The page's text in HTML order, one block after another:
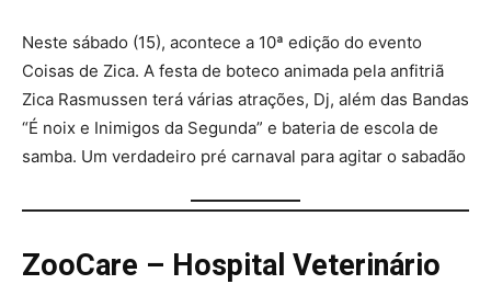
Neste sábado (15), acontece a 10ª edição do evento
Coisas de Zica. A festa de boteco animada pela anfitriã
Zica Rasmussen terá várias atrações, Dj, além das Bandas
“É noix e Inimigos da Segunda” e bateria de escola de
samba. Um verdadeiro pré carnaval para agitar o sabadão
ZooCare – Hospital Veterinário